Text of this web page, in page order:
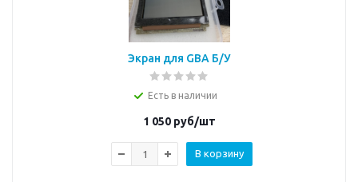
Экран для GBA Б/У
Есть в наличии
1 050 руб/шт
В корзину